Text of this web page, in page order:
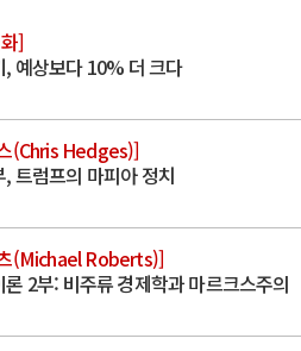
]
, 예상보다 10% 더 크다
(Chris Hedges)]
트럼프의 마피아 정치
(Michael Roberts)]
2부: 비주류 경제학과 마르크스주의